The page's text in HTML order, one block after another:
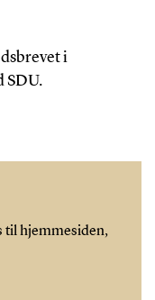
i
SDU.
til hjemmesiden,